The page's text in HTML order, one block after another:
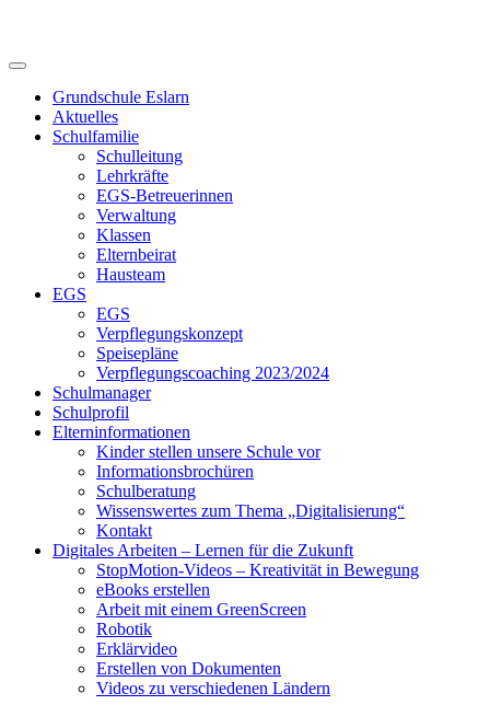
Grundschule Eslarn
Aktuelles
Schulfamilie
Schulleitung
Lehrkräfte
EGS-Betreuerinnen
Verwaltung
Klassen
Elternbeirat
Hausteam
EGS
EGS
Verpflegungskonzept
Speisepläne
Verpflegungscoaching 2023/2024
Schulmanager
Schulprofil
Elterninformationen
Kinder stellen unsere Schule vor
Informationsbrochüren
Schulberatung
Wissenswertes zum Thema „Digitalisierung“
Kontakt
Digitales Arbeiten – Lernen für die Zukunft
StopMotion-Videos – Kreativität in Bewegung
eBooks erstellen
Arbeit mit einem GreenScreen
Robotik
Erklärvideo
Erstellen von Dokumenten
Videos zu verschiedenen Ländern